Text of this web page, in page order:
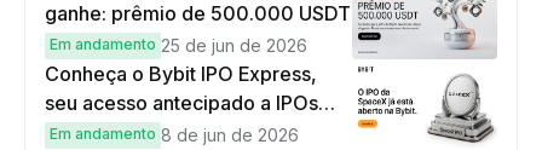
ganhe: prêmio de 500.000 USDT
Em andamento 25 de jun de 2026
Conheça o Bybit IPO Express,
seu acesso antecipado a IPOs
globais
Em andamento 8 de jun de 2026